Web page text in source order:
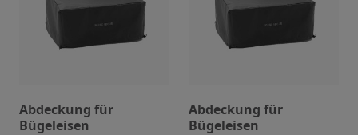
Abdeckung für
Bügeleisen
Abdeckung für
Bügeleisen